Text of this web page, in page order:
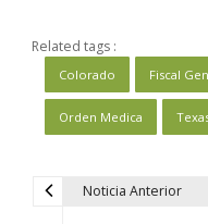
Related tags :
Colorado Fiscal
Orden Medica
N Noticia Anterior